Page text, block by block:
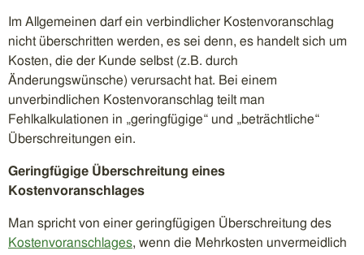
Im Allgemeinen darf ein verbindlicher Kostenvoranschlag
nicht überschritten werden, es sei denn, es handelt sich um
Kosten, die der Kunde selbst (z.B. durch
Änderungswünsche) verursacht hat. Bei einem
unverbindlichen Kostenvoranschlag teilt man
Fehlkalkulationen in „geringfügige“ und „beträchtliche“
Überschreitungen ein.
Geringfügige Überschreitung eines
Kostenvoranschlages
Man spricht von einer geringfügigen Überschreitung des
Kostenvoranschlages, wenn die Mehrkosten unvermeidlich